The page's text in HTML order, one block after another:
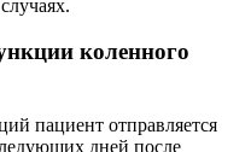
коленного
пациент отправляется
дней после